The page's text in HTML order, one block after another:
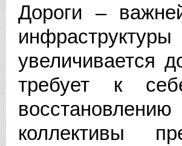
Дороги –
увеличивается
требует к
коллективы